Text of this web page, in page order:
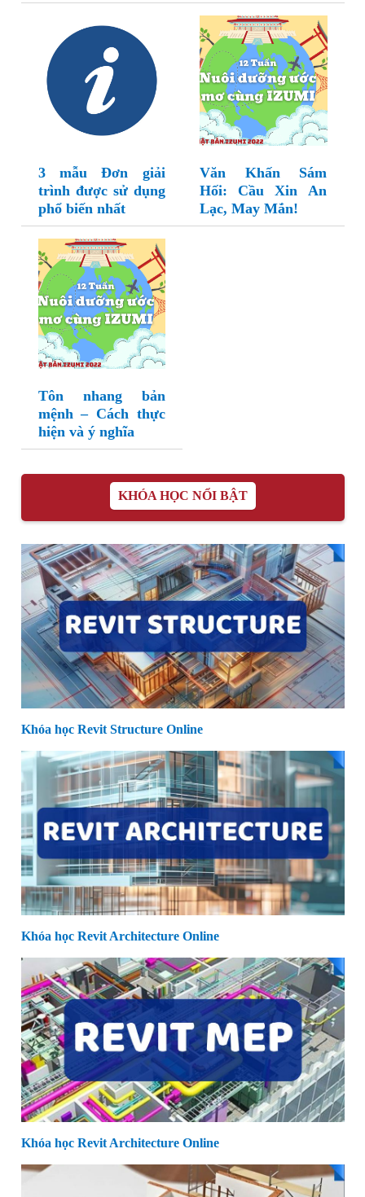
3 mẫu Đơn giải
trình được sử dụng
phổ biến nhất
Văn Khấn Sám
Hối: Cầu Xin An
Lạc, May Mắn!
Tôn nhang bản
mệnh – Cách thực
hiện và ý nghĩa
KHÓA HỌC NỔI BẬT
Khóa học Revit Structure Online
Khóa học Revit Architecture Online
Khóa học Revit Architecture Online